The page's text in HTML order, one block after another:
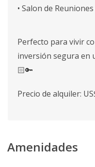
• Salon de
Perfecto para vivir
inversión segura en
🏻🔑
Precio de alquiler:
Amenidades